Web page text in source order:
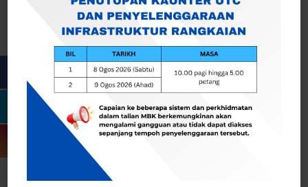
Togol Penapis
Showing 0 result